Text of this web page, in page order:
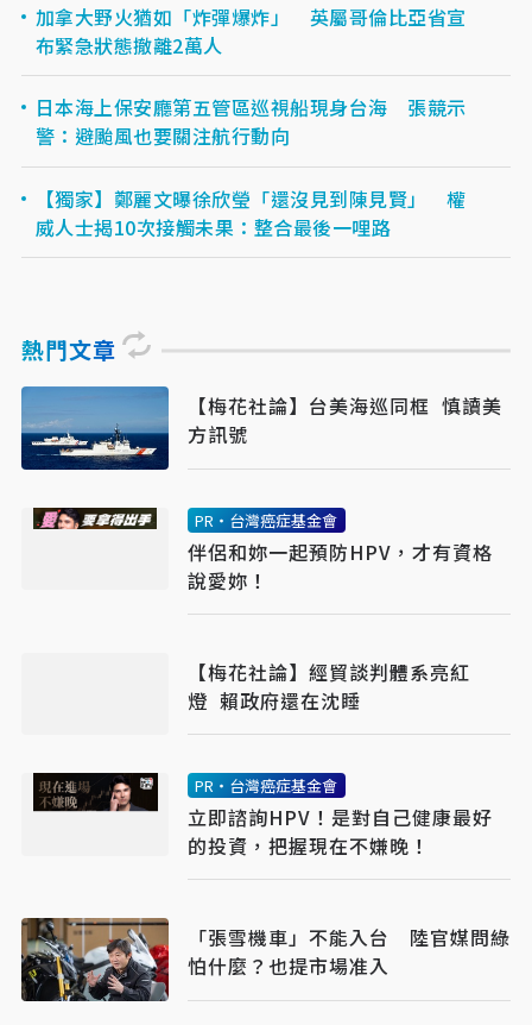
加拿大野火猶如「炸彈爆炸」 英屬哥倫比亞省宣
布緊急狀態撤離2萬人
日本海上保安廳第五管區巡視船現身台海 張競示
警：避颱風也要關注航行動向
【獨家】鄭麗文曝徐欣瑩「還沒見到陳見賢」 權
威人士揭10次接觸未果：整合最後一哩路
熱門文章
【梅花社論】台美海巡同框 慎讀美
方訊號
PR・台灣癌症基金會
伴侶和妳一起預防HPV，才有資格
說愛妳！
【梅花社論】經貿談判體系亮紅
燈 賴政府還在沈睡
PR・台灣癌症基金會
立即諮詢HPV！是對自己健康最好
的投資，把握現在不嫌晚！
「張雪機車」不能入台 陸官媒問綠
怕什麼？也提市場准入